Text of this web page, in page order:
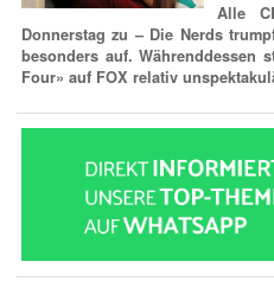
Alle
Donnerstag zu – Die Nerds
besonders auf. Währenddessen
Four» auf FOX relativ